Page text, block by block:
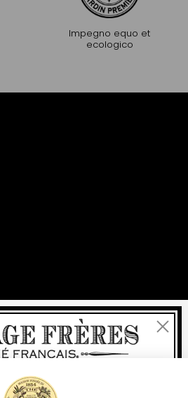
Impegno equo et
ecologico
Chiudi
Benvenuti